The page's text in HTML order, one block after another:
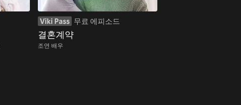
Viki Pass 무료 에피소드
결혼계약
조연 배우